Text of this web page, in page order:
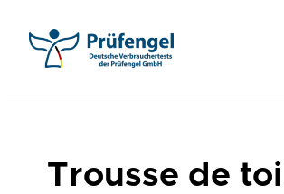
contenu
Trousse de